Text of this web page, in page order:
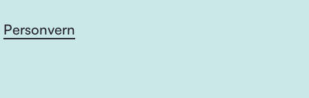
Personvern